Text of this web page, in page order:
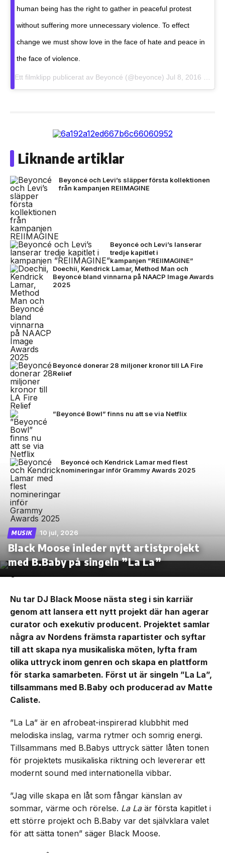
human being has the right to gather in peaceful protest
without suffering more unnecessary violence. To effect
change we must show love in the face of hate and peace in
the face of violence.
Ett filmklipp publicerat av Beyoncé (@beyonce) Jul 8, 2016 kl. 8:30 PDT
Liknande artiklar
Beyoncé och Levi’s släpper första kollektionen
från kampanjen REIIMAGINE
Beyoncé och Levi’s lanserar
tredje kapitlet i
kampanjen ”REIIMAGINE”
Doechii, Kendrick Lamar, Method Man och
Beyoncé bland vinnarna på NAACP Image Awards
2025
Beyoncé donerar 28 miljoner kronor till LA Fire
Relief
”Beyoncé Bowl” finns nu att se via Netflix
Beyoncé och Kendrick Lamar med flest
nomineringar inför Grammy Awards 2025
MUSIK 10 jul, 2026
Black Moose inleder nytt artistprojekt
med B.Baby på singeln ”La La”
Nu tar DJ Black Moose nästa steg i sin karriär
genom att lansera ett nytt projekt där han agerar
curator och exekutiv producent. Projektet samlar
några av Nordens främsta rapartister och syftar
till att skapa nya musikaliska möten, lyfta fram
olika uttryck inom genren och skapa en plattform
för starka samarbeten. Först ut är singeln ”La La”,
tillsammans med B.Baby och producerad av Matte
Caliste.
”La La” är en afrobeat-inspirerad klubbhit med
melodiska inslag, varma rytmer och somrig energi.
Tillsammans med B.Babys uttryck sätter låten tonen
för projektets musikaliska riktning och levererar ett
modernt sound med internationella vibbar.
”Jag ville skapa en låt som fångar känslan av
sommar, värme och rörelse. La Laär första kapitlet i
ett större projekt och B.Baby var det självklara valet
för att sätta tonen” säger Black Moose.